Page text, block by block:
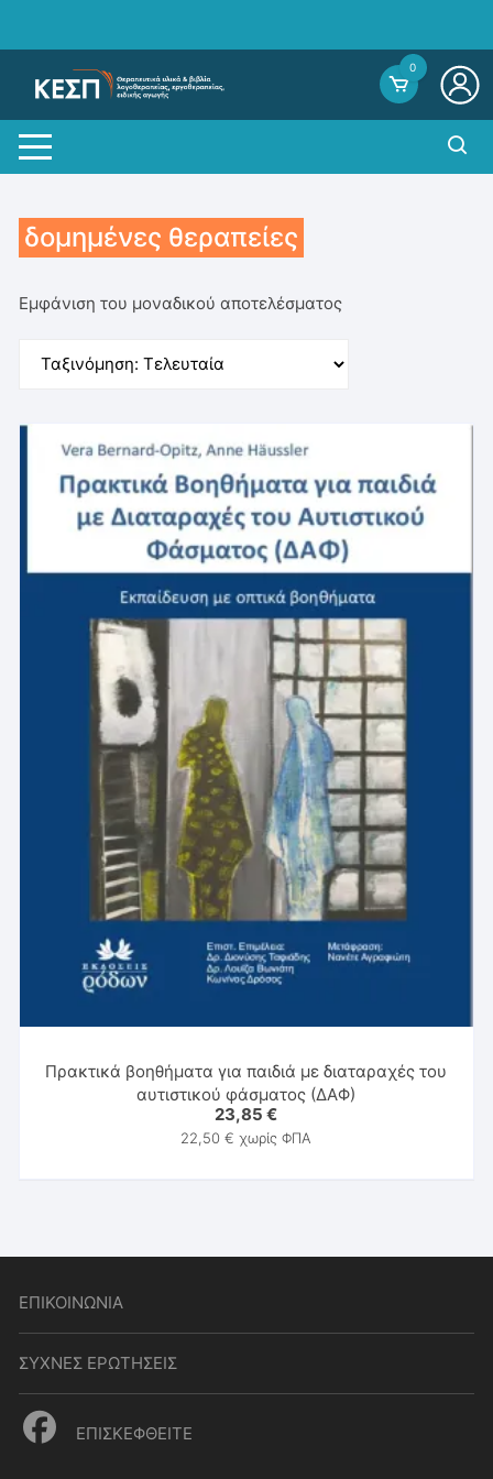
0
δομημένες θεραπείες
Εμφάνιση του μοναδικού αποτελέσματος
Πρακτικά βοηθήματα για παιδιά με διαταραχές του
αυτιστικού φάσματος (ΔΑΦ)
23,85€
22,50€ χωρίς ΦΠΑ
ΕΠΙΚΟΙΝΩΝΙΑ
ΣΥΧΝΕΣ ΕΡΩΤΗΣΕΙΣ
ΕΠΙΣΚΕΦΘΕΙΤΕ